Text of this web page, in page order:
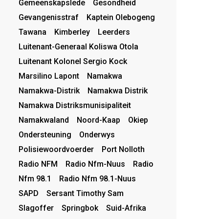
Gemeenskapslede
Gesondheid
Gevangenisstraf
Kaptein Olebogeng
Tawana
Kimberley
Leerders
Luitenant-Generaal Koliswa Otola
Luitenant Kolonel Sergio Kock
Marsilino Lapont
Namakwa
Namakwa-Distrik
Namakwa Distrik
Namakwa Distriksmunisipaliteit
Namakwaland
Noord-Kaap
Okiep
Ondersteuning
Onderwys
Polisiewoordvoerder
Port Nolloth
Radio NFM
Radio Nfm-Nuus
Radio
Nfm 98.1
Radio Nfm 98.1-Nuus
SAPD
Sersant Timothy Sam
Slagoffer
Springbok
Suid-Afrika